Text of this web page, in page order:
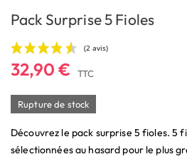
Pack Surprise 5 Fioles
(2 avis)
32,90 € TTC
Rupture de stock
Découvrez le pack surprise 5 fioles. 5
sélectionnées au hasard pour le plus